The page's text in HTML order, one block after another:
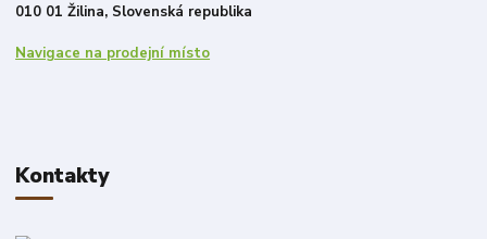
010 01 Žilina, Slovenská republika
Navigace na prodejní místo
Kontakty